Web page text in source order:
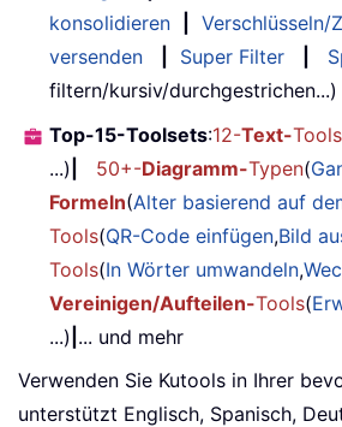
konsolidieren
Verschlüsseln/
versenden
Super Filter
filtern/kursiv/durchgestrichen...)
Top-15-Toolsets:12-Text-Tools
...)
50+-Diagramm-Typen(
Formeln(Alter basierend auf
Tools(QR-Code einfügen,Bild
Tools(In Wörter umwandeln,
Vereinigen/Aufteilen-Tools(
...) ... und mehr
Verwenden Sie Kutools in Ihrer
unterstützt Englisch, Spanisch,